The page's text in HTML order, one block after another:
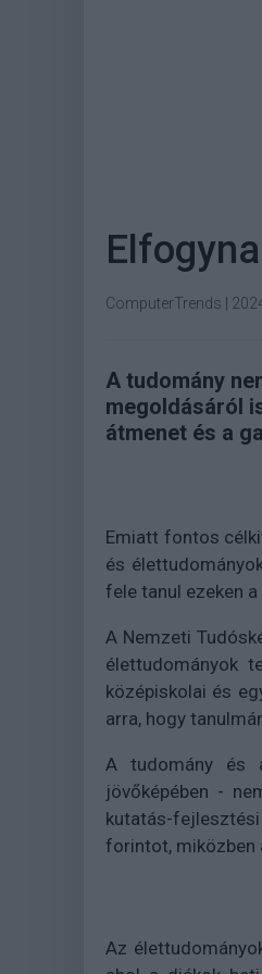
ComputerTrends
A tudomány
megoldásáról
átmenet és a
Emiatt fontos
és
fele tanul ezeken
A Nemzeti
élettudományok
középiskolai és
arra, hogy
A tudomány és
jövőképében -
kutatás-
forintot, miközben
Az